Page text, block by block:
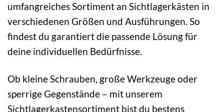
umfangreiches Sortiment an Sichtlagerkästen in
verschiedenen Größen und Ausführungen. So
findest du garantiert die passende Lösung für
deine individuellen Bedürfnisse.
Ob kleine Schrauben, große Werkzeuge oder
sperrige Gegenstände – mit unserem
Sichtlagerkastensortiment bist du bestens